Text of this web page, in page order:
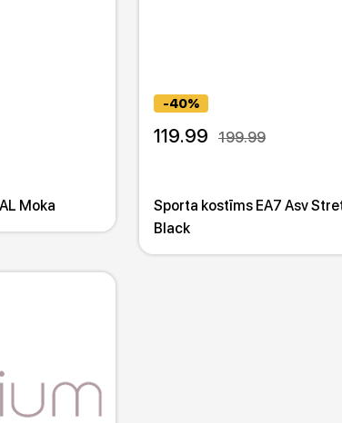
Moka
-40%
119.99 199.99
Sporta kostīms EA7 Asv
Black